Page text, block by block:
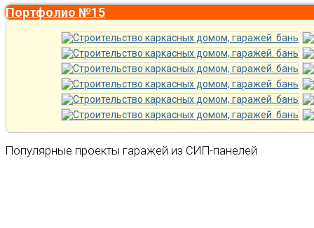
Портфолио №15
Популярные проекты гаражей из СИП-панелей